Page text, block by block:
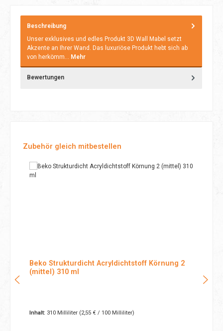
Beschreibung
Unser exklusives und edles Produkt 3D Wall Mabel setzt
Akzente an Ihrer Wand. Das luxuriöse Produkt hebt sich ab
von herkömm… Mehr
Bewertungen
Produktgalerie überspringen
Zubehör gleich mitbestellen
Beko Strukturdicht Acryldichtstoff Körnung 2
(mittel) 310 ml
Inhalt: 310 Milliliter (2,55 € / 100 Milliliter)